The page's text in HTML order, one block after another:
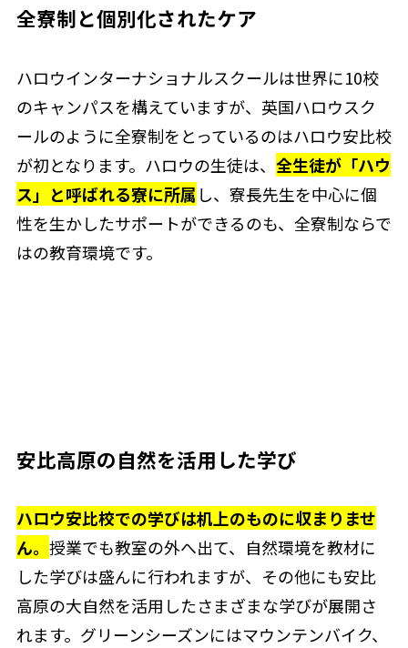
全寮制と個別化されたケア
ハロウインターナショナルスクールは世界に10校
のキャンパスを構えていますが、英国ハロウスク
ールのように全寮制をとっているのはハロウ安比校
が初となります。ハロウの生徒は、 全生徒が「ハウ
ス」と呼ばれる寮に所属 し、寮長先生を中心に個
性を生かしたサポートができるのも、全寮制ならで
はの教育環境です。
安比高原の自然を活用した学び
ハロウ安比校での学びは机上のものに収まりませ
ん。 授業でも教室の外へ出て、自然環境を教材に
した学びは盛んに行われますが、その他にも安比
高原の大自然を活用したさまざまな学びが展開さ
れます。グリーンシーズンにはマウンテンバイク、